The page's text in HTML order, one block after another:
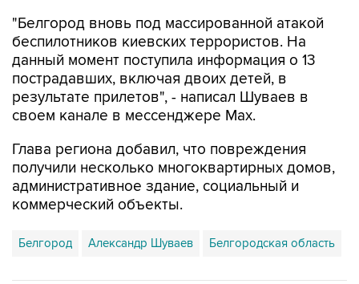
"Белгород вновь под массированной атакой
беспилотников киевских террористов. На
данный момент поступила информация о 13
пострадавших, включая двоих детей, в
результате прилетов", - написал Шуваев в
своем канале в мессенджере Max.
Глава региона добавил, что повреждения
получили несколько многоквартирных домов,
административное здание, социальный и
коммерческий объекты.
Белгород Александр Шуваев Белгородская область